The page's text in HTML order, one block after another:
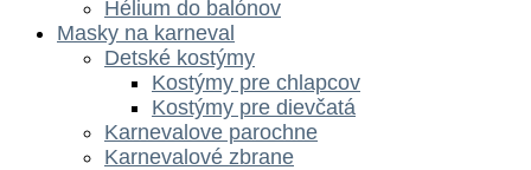
Hélium do balónov
Masky na karneval
Detské kostýmy
Kostýmy pre chlapcov
Kostýmy pre dievčatá
Karnevalove parochne
Karnevalové zbrane